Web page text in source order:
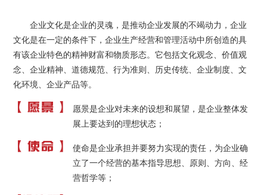
企业文化是企业的灵魂，是推动企业发展的不竭动力，企业
文化是在一定的条件下，企业生产经营和管理活动中所创造的具
有该企业特色的精神财富和物质形态。它包括文化观念、价值观
念、企业精神、道德规范、行为准则、历史传统、企业制度、文
化环境、企业产品等。
愿景是企业对未来的设想和展望，是企业整体发
展上要达到的理想状态；
使命是企业承担并要努力实现的责任，为企业确
立了一个经营的基本指导思想、原则、方向、经
营哲学等；